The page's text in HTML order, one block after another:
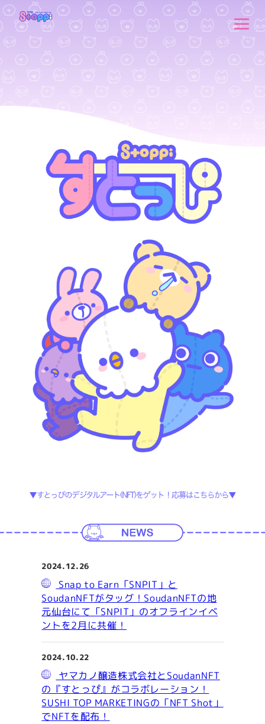
2024.12.26
Snap to Earn「SNPIT」と
SoudanNFTがタッグ！SoudanNFTの地
元仙台にて「SNPIT」のオフラインイベ
ントを2月に共催！
2024.10.22
ヤマカノ醸造株式会社とSoudanNFT
の『すとっぴ』がコラボレーション！
SUSHI TOP MARKETINGの「NFT Shot」
でNFTを配布！